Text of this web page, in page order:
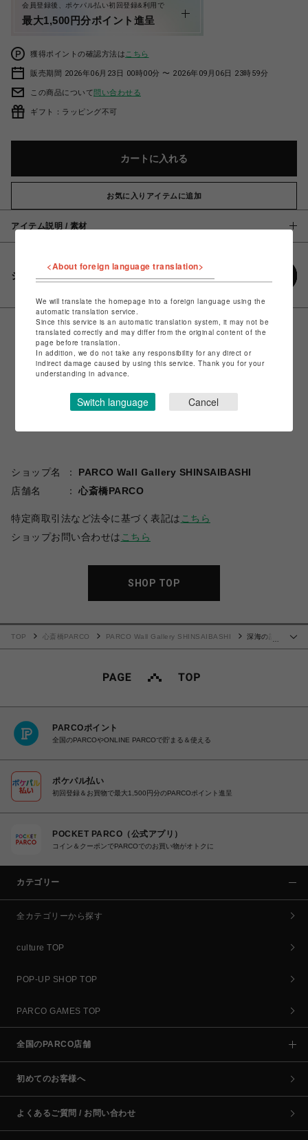
会員登録後、ポケパル払い初回登録&利用で
最大1,500円分ポイント進呈
獲得ポイントの確認方法は こちら
販売期間 2026年06月23日 00時00分 〜 2026年09月06日 23時59分
この商品について問い合わせる
ギフト：ラッピング不可
カートに入れる
お気に入りアイテムに追加
アイテム説明 / 素材
シェアする
ショップ名
PARCO Wall Gallery SHINSAIBASHI
店舗名
心斎橋PARCO
特定商取引法など法令に基づく表記は こちら
ショップお問い合わせは こちら
SHOP TOP
TOP 心斎橋PARCO PARCO Wall Gallery SHINSAIBASHI
深海の記
PARCOポイント
全国のPARCOやONLINE PARCOで貯まる＆使える
ポケパル払い
初回登録＆お買物で最大1,500円分のPARCOポイント進呈
POCKET PARCO（公式アプリ）
コイン＆クーポンでPARCOでのお買い物がオトクに
カテゴリー
全カテゴリーから探す
culture TOP
POP-UP SHOP TOP
PARCO GAMES TOP
全国のPARCO店舗
初めてのお客様へ
よくあるご質問 / お問い合わせ
<About foreign language translation>
We will translate the homepage into a foreign language using the
automatic translation service.
Since this service is an automatic translation system, it may not be
translated correctly and may differ from the original content of the
page before translation.
In addition, we do not take any responsibility for any direct or
indirect damage caused by using this service. Thank you for your
understanding in advance.
Switch language Cancel